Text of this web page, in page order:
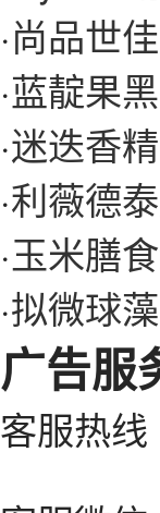
·尚品世
·蓝靛果
·迷迭香
·利薇德
·玉米膳
·拟微球
广告服
客服热线